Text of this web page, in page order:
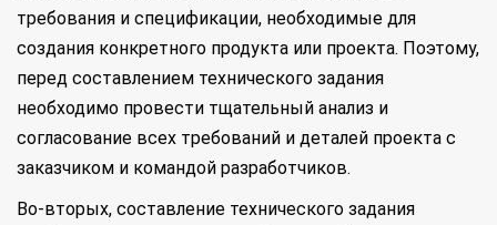
требования и спецификации, необходимые для
создания конкретного продукта или проекта. Поэтому,
перед составлением технического задания
необходимо провести тщательный анализ и
согласование всех требований и деталей проекта с
заказчиком и командой разработчиков.
Во-вторых, составление технического задания